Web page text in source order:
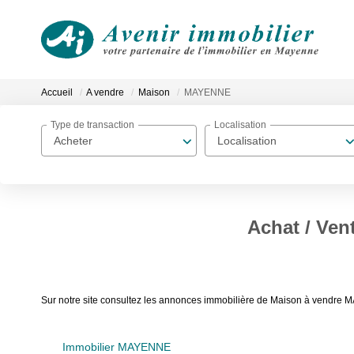
Accueil A vendre Maison MAYENNE
Acheter
Type de transaction
Localisation
Localisation
Achat /
Sur notre site consultez les annonces immobilière de Maison à vendre
Immobilier MAYENNE